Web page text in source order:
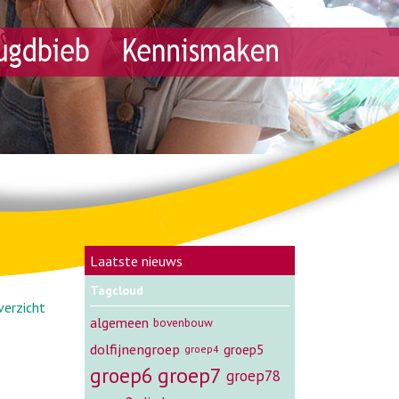
Laatste nieuws
Tagcloud
algemeen bovenbouw
dolfijnengroep groep4 groep5
groep6 groep7 groep78